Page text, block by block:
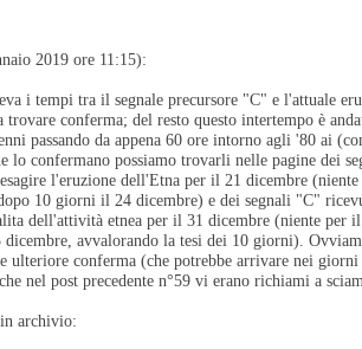
2019 ore 11:15):
i tempi tra il segnale precursore "C" e l'attuale
trovare conferma; del resto questo intertempo è
passando da appena 60 ore intorno agli '80 ai
lo confermano possiamo trovarli nelle pagine dei
l'eruzione dell'Etna per il 21 dicembre
10 giorni il 24 dicembre) e dei segnali "C"
dell'attività etnea per il 31 dicembre (niente per
dicembre, avvalorando la tesi dei 10 giorni).
ulteriore conferma (che potrebbe arrivare nei
nel post precedente n°59 vi erano richiami a
archivio: